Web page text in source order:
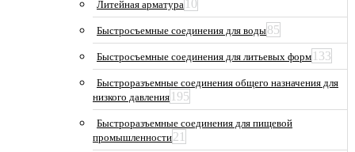
Литейная арматура 10
Быстросъемные соединения для воды85
Быстросъемные соединения для литьевых форм 133
Быстроразъемные соединения общего назначения для
низкого давления 195
Быстроразъемные соединения для пищевой
промышленности21